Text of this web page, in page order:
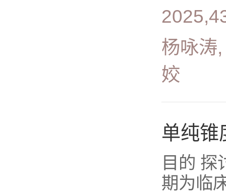
杨咏涛
姣
单纯锥
目的 探
期为临